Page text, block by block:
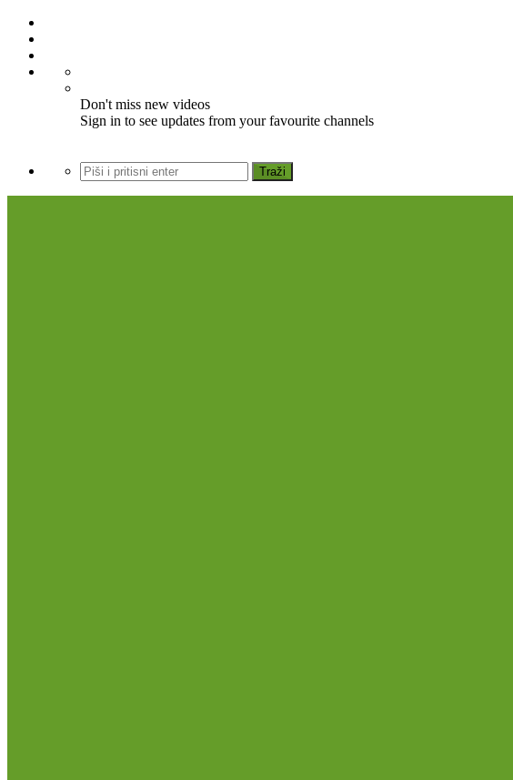
Don't miss new videos
Sign in to see updates from your favourite channels